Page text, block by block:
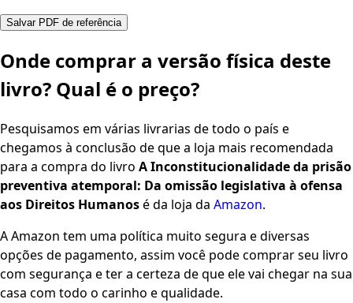
Salvar PDF de referência
Onde comprar a versão física deste
livro? Qual é o preço?
Pesquisamos em várias livrarias de todo o país e
chegamos à conclusão de que a loja mais recomendada
para a compra do livro A Inconstitucionalidade da prisão
preventiva atemporal: Da omissão legislativa à ofensa
aos Direitos Humanosé da loja da Amazon.
A Amazon tem uma política muito segura e diversas
opções de pagamento, assim você pode comprar seu livro
com segurança e ter a certeza de que ele vai chegar na sua
casa com todo o carinho e qualidade.